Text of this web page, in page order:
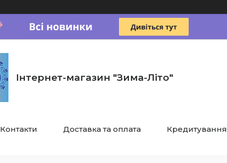
Інтернет-магазин "Зима-Літо"
Контакти Доставка та оплата Кредитування